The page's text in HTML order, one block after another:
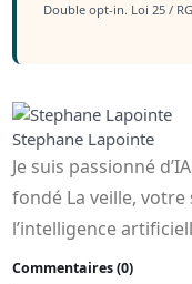
Double opt-in. Loi 25 /
Stephane Lapointe
Je suis passionné
fondé La veille,
l’intelligence
Commentaires (0)